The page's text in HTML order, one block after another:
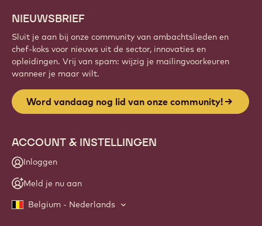
NIEUWSBRIEF
Sluit je aan bij onze community van ambachtslieden en
chef-koks voor nieuws uit de sector, innovaties en
opleidingen. Vrij van spam: wijzig je mailingvoorkeuren
wanneer je maar wilt.
Word vandaag nog lid van onze community!
ACCOUNT & INSTELLINGEN
Inloggen
Meld je nu aan
Belgium - Nederlands